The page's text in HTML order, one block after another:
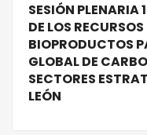
SESIÓN PLENARIA
DE LOS
BIOPRODUCTOS
GLOBAL DE
SECTORES
LEÓN